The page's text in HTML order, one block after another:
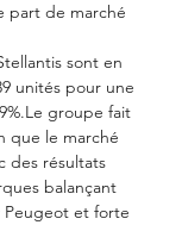
part de marché
sont en
unités pour une
groupe fait
que le marché
des résultats
balançant
et forte